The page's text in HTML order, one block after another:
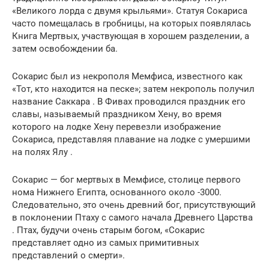
«Великого лорда с двумя крыльями». Статуя Сокариса
часто помещалась в гробницы, на которых появлялась
Книга Мертвых, участвующая в хорошем разделении, а
затем освобождении ба.
Сокарис был из некрополя Мемфиса, известного как
«Тот, кто находится на песке»; затем некрополь получил
название Саккара . В Фивах проводился праздник его
славы, называемый праздником Хену, во время
которого на лодке Хену перевезли изображение
Сокариса, представляя плавание на лодке с умершими
на полях Ялу .
Сокарис — бог мертвых в Мемфисе, столице первого
нома Нижнего Египта, основанного около -3000.
Следовательно, это очень древний бог, присутствующий
в поклонении Птаху с самого начала Древнего Царства
. Птах, будучи очень старым богом, «Сокарис
представляет одно из самых примитивных
представлений о смерти».